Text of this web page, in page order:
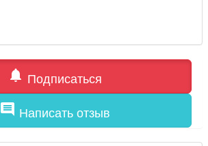
notifications Подписаться
comment Написать отзыв